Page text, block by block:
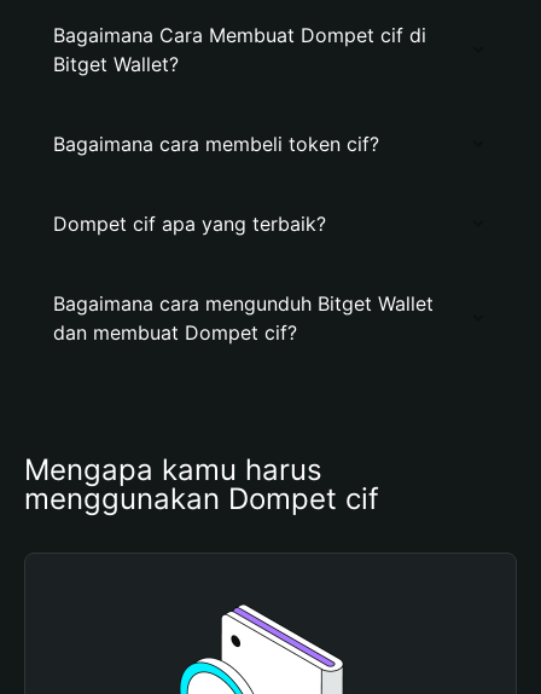
Bagaimana Cara Membuat Dompet cif di
Bitget Wallet?
Bagaimana cara membeli token cif?
Dompet cif apa yang terbaik?
Bagaimana cara mengunduh Bitget Wallet
dan membuat Dompet cif?
Mengapa kamu harus
menggunakan Dompet cif